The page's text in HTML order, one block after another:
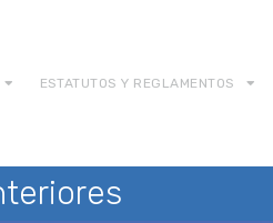
ESTATUTOS Y REGLAMENTOS